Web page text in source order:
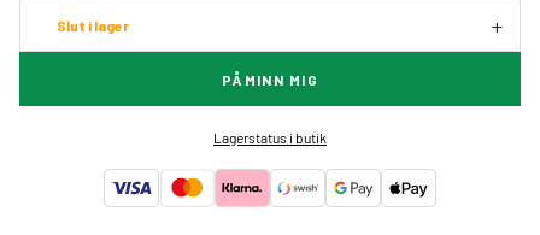
Slut i lager
PÅMINN MIG
Lagerstatus i butik